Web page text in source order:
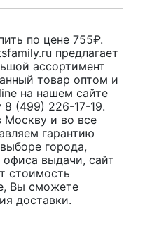
по цене 755₽.
предлагает
ассортимент
товар оптом и
на нашем сайте
8 (499) 226-17-19.
Москву и во все
гарантию
города,
выдачи, сайт
стоимость
Вы сможете
доставки.